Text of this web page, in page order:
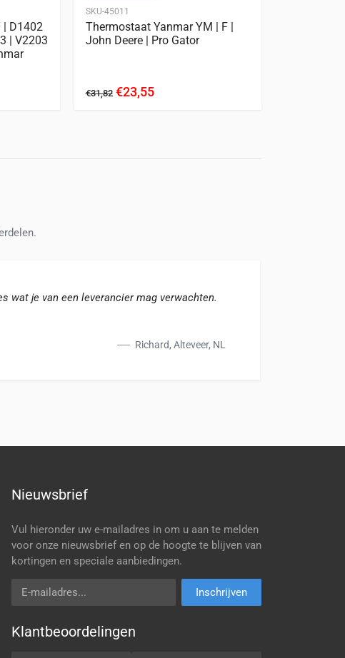
| D1402
| V2203
SKU-45011
Thermostaat Yanmar YM | F |
John Deere | Pro Gator
€31,82 €23,55
wat je van een leverancier mag verwachten.
Richard, Alteveer, NL
Nieuwsbrief
Vul hieronder uw e-mailadres in om u aan te melden
voor onze nieuwsbrief en op de hoogte te blijven van
kortingen en speciale aanbiedingen.
E-mailadres
Inschrijven
Klantbeoordelingen